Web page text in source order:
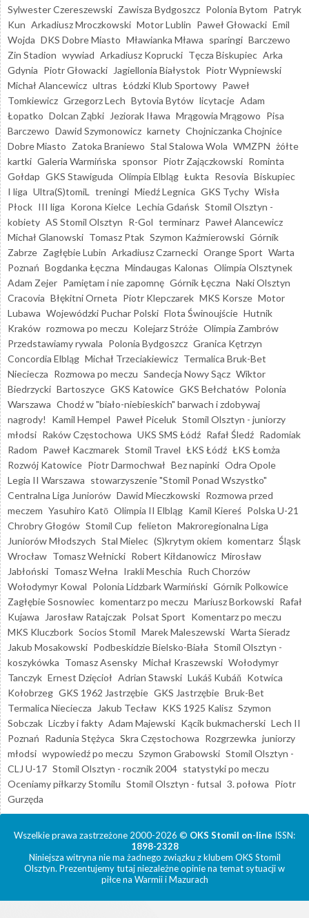
Sylwester Czereszewski Zawisza Bydgoszcz Polonia Bytom Patryk
Kun Arkadiusz Mroczkowski Motor Lublin Paweł Głowacki Emil
Wojda DKS Dobre Miasto Mławianka Mława sparingi Barczewo
Zin Stadion wywiad Arkadiusz Koprucki Tęcza Biskupiec Arka
Gdynia Piotr Głowacki Jagiellonia Białystok Piotr Wypniewski
Michał Alancewicz ultras Łódzki Klub Sportowy Paweł
Tomkiewicz Grzegorz Lech Bytovia Bytów licytacje Adam
Łopatko Dolcan Ząbki Jeziorak Iława Mrągowia Mrągowo Pisa
Barczewo Dawid Szymonowicz karnety Chojniczanka Chojnice
Dobre Miasto Zatoka Braniewo Stal Stalowa Wola WMZPN żółte
kartki Galeria Warmińska sponsor Piotr Zajączkowski Rominta
Gołdap GKS Stawiguda Olimpia Elbląg Łukta Resovia Biskupiec
I liga Ultra(S)tomiL treningi Miedź Legnica GKS Tychy Wisła
Płock III liga Korona Kielce Lechia Gdańsk Stomil Olsztyn -
kobiety AS Stomil Olsztyn R-Gol terminarz Paweł Alancewicz
Michał Glanowski Tomasz Ptak Szymon Kaźmierowski Górnik
Zabrze Zagłębie Lubin Arkadiusz Czarnecki Orange Sport Warta
Poznań Bogdanka Łęczna Mindaugas Kalonas Olimpia Olsztynek
Adam Zejer Pamiętam i nie zapomnę Górnik Łęczna Naki Olsztyn
Cracovia Błękitni Orneta Piotr Klepczarek MKS Korsze Motor
Lubawa Wojewódzki Puchar Polski Flota Świnoujście Hutnik
Kraków rozmowa po meczu Kolejarz Stróże Olimpia Zambrów
Przedstawiamy rywala Polonia Bydgoszcz Granica Kętrzyn
Concordia Elbląg Michał Trzeciakiewicz Termalica Bruk-Bet
Nieciecza Rozmowa po meczu Sandecja Nowy Sącz Wiktor
Biedrzycki Bartoszyce GKS Katowice GKS Bełchatów Polonia
Warszawa Chodź w "biało-niebieskich" barwach i zdobywaj
nagrody!
Kamil Hempel Paweł Piceluk Stomil Olsztyn - juniorzy
młodsi Raków Częstochowa UKS SMS Łódź Rafał Śledź Radomiak
Radom Paweł Kaczmarek Stomil Travel ŁKS Łódź ŁKS Łomża
Rozwój Katowice Piotr Darmochwał Bez napinki Odra Opole
Legia II Warszawa stowarzyszenie "Stomil Ponad Wszystko"
Centralna Liga Juniorów Dawid Mieczkowski Rozmowa przed
meczem Yasuhiro Katō Olimpia II Elbląg Kamil Kiereś Polska U-21
Chrobry Głogów Stomil Cup felieton Makroregionalna Liga
Juniorów Młodszych Stal Mielec (S)krytym okiem komentarz Śląsk
Wrocław Tomasz Wełnicki Robert Kiłdanowicz Mirosław
Jabłoński Tomasz Wełna Irakli Meschia Ruch Chorzów
Wołodymyr Kowal Polonia Lidzbark Warmiński Górnik Polkowice
Zagłębie Sosnowiec komentarz po meczu Mariusz Borkowski Rafał
Kujawa
Jarosław Ratajczak Polsat Sport Komentarz po meczu
MKS Kluczbork Socios Stomil Marek Maleszewski Warta Sieradz
Jakub Mosakowski Podbeskidzie Bielsko-Biała Stomil Olsztyn -
koszykówka Tomasz Asensky Michał Kraszewski Wołodymyr
Tanczyk Ernest Dzięcioł Adrian Stawski Lukáš Kubáň Kotwica
Kołobrzeg GKS 1962 Jastrzębie GKS Jastrzębie Bruk-Bet
Termalica Nieciecza
Jakub Tecław KKS 1925 Kalisz Szymon
Sobczak Liczby i fakty Adam Majewski Kącik bukmacherski Lech II
Poznań Radunia Stężyca Skra Częstochowa Rozgrzewka juniorzy
młodsi wypowiedź po meczu Szymon Grabowski Stomil Olsztyn -
CLJ U-17 Stomil Olsztyn - rocznik 2004 statystyki po meczu
Oceniamy piłkarzy Stomilu Stomil Olsztyn - futsal 3. połowa Piotr
Gurzęda
Wszelkie prawa zastrzeżone 2000-2026 © OKS Stomil on-line ISSN:
1898-2328
Niniejsza witryna nie ma żadnego związku z klubem OKS Stomil
Olsztyn. Prezentujemy tutaj niezależne opinie na temat sytuacji w
piłce na Warmii i Mazurach